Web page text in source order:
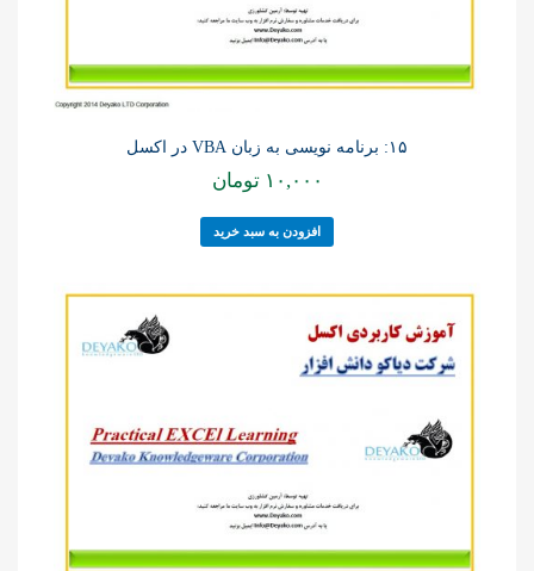
۱۵: برنامه نویسی به زبان VBA در اکسل
۱۰,۰۰۰ تومان
افزودن به سبد خرید